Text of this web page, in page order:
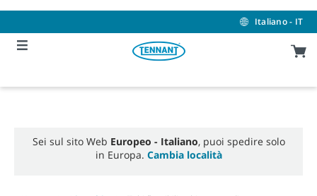
content
navigation
menu
Italiano - IT
Sei sul sito Web Europeo - Italiano, puoi spedire solo
in Europa. Cambia località